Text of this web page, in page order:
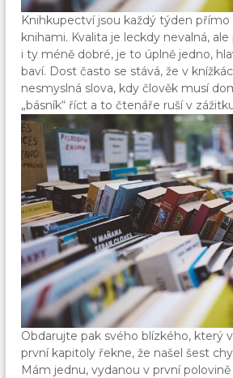
Knihkupectví jsou každý týden
knihami. Kvalita je leckdy nevalná,
i ty méně dobré, je to úplně jedno,
baví. Dost často se stává, že v
nesmyslná slova, kdy člověk musí
„básník“ říct a to čtenáře ruší v
Obdarujte pak svého blízkého, který
první kapitoly řekne, že našel šest
Mám jednu, vydanou v první